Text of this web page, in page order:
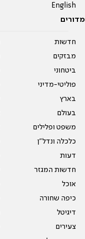
English
מדורים
חדשות
מבזקים
ביטחוני
פוליטי-מדיני
בארץ
בעולם
משפט ופלילים
כלכלה ונדל"ן
דעות
חדשות המגזר
אוכל
כיפה שחורה
דיגיטל
צעירים